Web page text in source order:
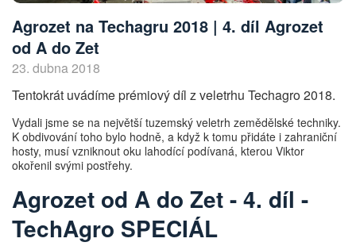
Agrozet na Techagru 2018 | 4. díl Agrozet
od A do Zet
23. dubna 2018
Tentokrát uvádíme prémiový díl z veletrhu Techagro 2018.
Vydali jsme se na největší tuzemský veletrh zemědělské techniky.
K obdivování toho bylo hodně, a když k tomu přidáte i zahraniční
hosty, musí vzniknout oku lahodící podívaná, kterou Viktor
okořenil svými postřehy.
Agrozet od A do Zet - 4. díl -
TechAgro SPECIÁL